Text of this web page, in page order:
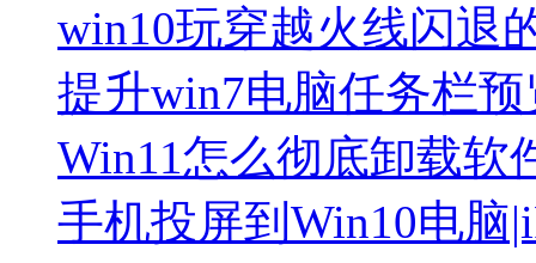
win10玩穿越火线闪退
提升win7电脑任务栏
Win11怎么彻底卸载软
手机投屏到Win10电脑